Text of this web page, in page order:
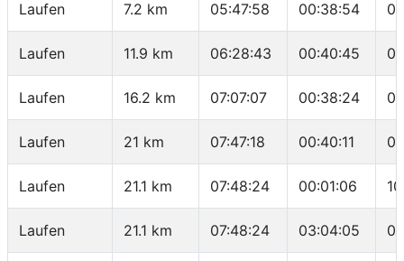
Laufen 7.2 km 05:47:58 00:38:54
Laufen 11.9 km 06:28:43 00:40:45
Laufen 16.2 km 07:07:07 00:38:24
Laufen 21 km 07:47:18 00:40:11
Laufen 21.1 km 07:48:24 00:01:06
Laufen 21.1 km 07:48:24 03:04:05